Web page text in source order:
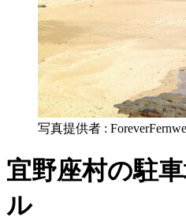
写真提供者 :
宜野座村の駐
ル